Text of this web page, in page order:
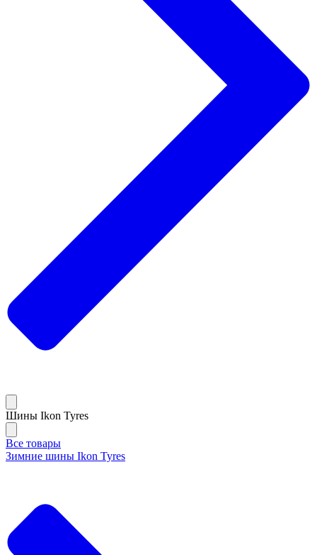
Шины Ikon Tyres
Все товары
Зимние шины Ikon Tyres